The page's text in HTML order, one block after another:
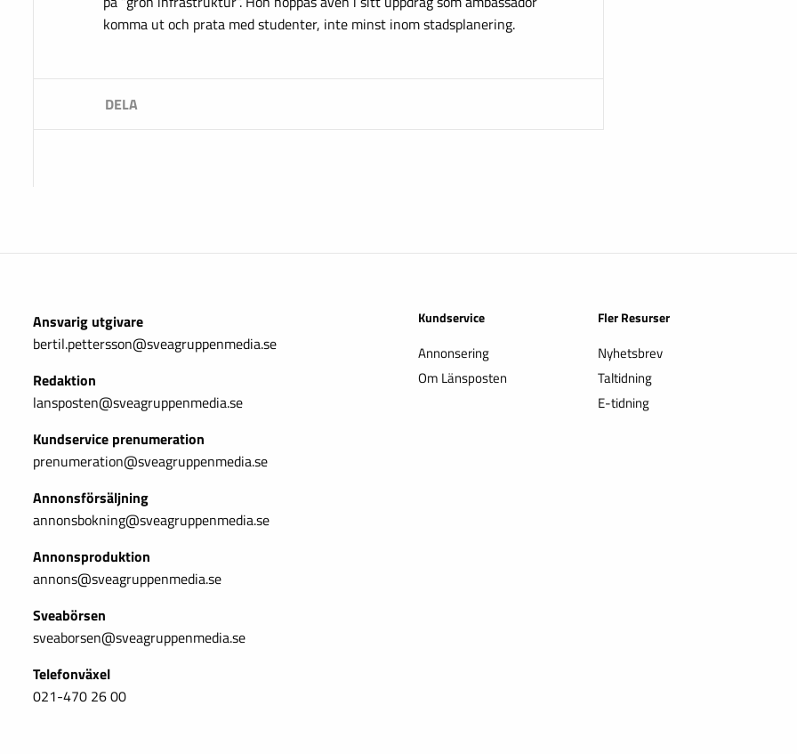
komma ut och prata med studenter, inte minst inom stadsplanering.
Ansvarig utgivare
bertil.pettersson@sveagruppenmedia.se
Redaktion
lansposten@sveagruppenmedia.se
Kundservice prenumeration
prenumeration@sveagruppenmedia.se
Annonsförsäljning
annonsbokning@sveagruppenmedia.se
Annonsproduktion
annons@sveagruppenmedia.se
Sveabörsen
sveaborsen@sveagruppenmedia.se
Telefonväxel
021-470 26 00
Kundservice
Annonsering
Om Länsposten
Fler Resurser
Nyhetsbrev
Taltidning
E-tidning